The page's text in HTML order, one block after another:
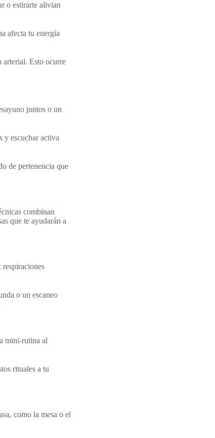
o estirarte alivian
afecta tu energía
arterial. Esto ocurre
juntos o un
y escuchar activa
de pertenencia que
combinan
que te ayudarán a
respiraciones
o un escaneo
mini-rutina al
rituales a tu
como la mesa o el